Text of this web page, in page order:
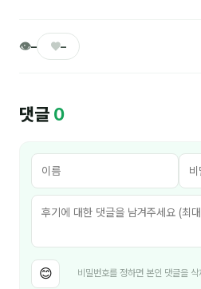
토크
공지사항
👁– ♥–
댓글 0
😊 비밀번호를 정하면 본인 댓글을